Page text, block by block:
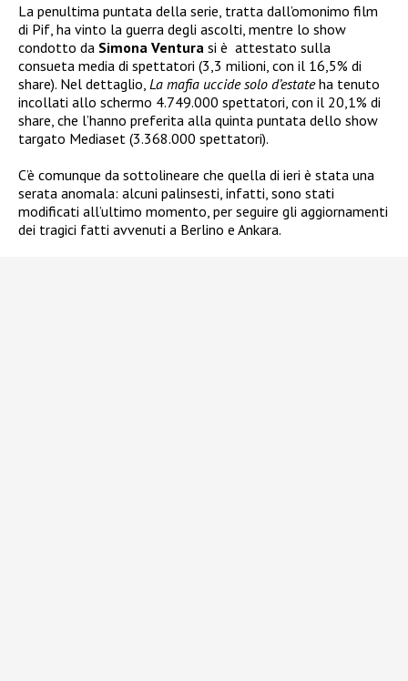
La penultima puntata della serie, tratta dall’omonimo film
di Pif, ha vinto la guerra degli ascolti, mentre lo show
condotto da Simona Ventura si è attestato sulla
consueta media di spettatori (3,3 milioni, con il 16,5% di
share). Nel dettaglio, La mafia uccide solo d’estateha tenuto
incollati allo schermo 4.749.000 spettatori, con il 20,1% di
share, che l’hanno preferita alla quinta puntata dello show
targato Mediaset (3.368.000 spettatori).
C’è comunque da sottolineare che quella di ieri è stata una
serata anomala: alcuni palinsesti, infatti, sono stati
modificati all’ultimo momento, per seguire gli aggiornamenti
dei tragici fatti avvenuti a Berlino e Ankara.